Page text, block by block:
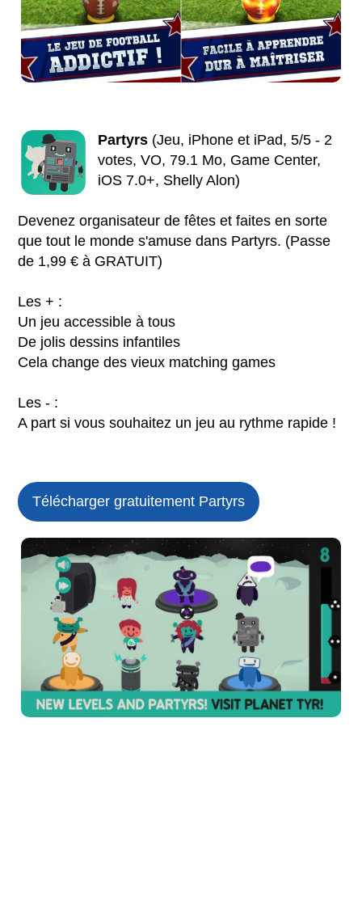
Partyrs (Jeu, iPhone et iPad, 5/5 - 2
votes, VO, 79.1 Mo, Game Center,
iOS 7.0+, Shelly Alon)
Devenez organisateur de fêtes et faites en sorte
que tout le monde s'amuse dans Partyrs. (Passe
de 1,99 € à GRATUIT)
Les + :
Un jeu accessible à tous
De jolis dessins infantiles
Cela change des vieux matching games
Les - :
A part si vous souhaitez un jeu au rythme rapide !
Télécharger gratuitement Partyrs